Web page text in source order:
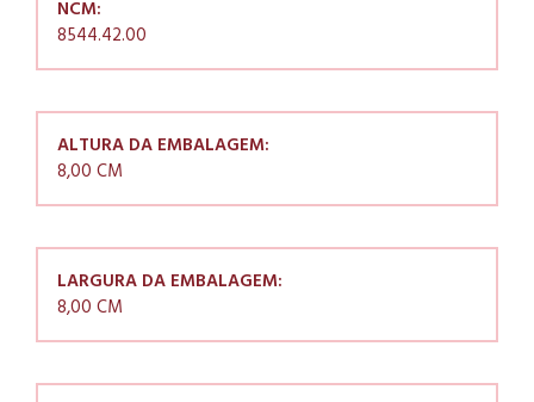
NCM:
8544.42.00
ALTURA DA EMBALAGEM:
8,00 CM
LARGURA DA EMBALAGEM:
8,00 CM